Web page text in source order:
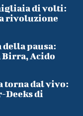
di volti:
rivoluzione
pausa:
Acido
torna dal vivo:
Deeks di